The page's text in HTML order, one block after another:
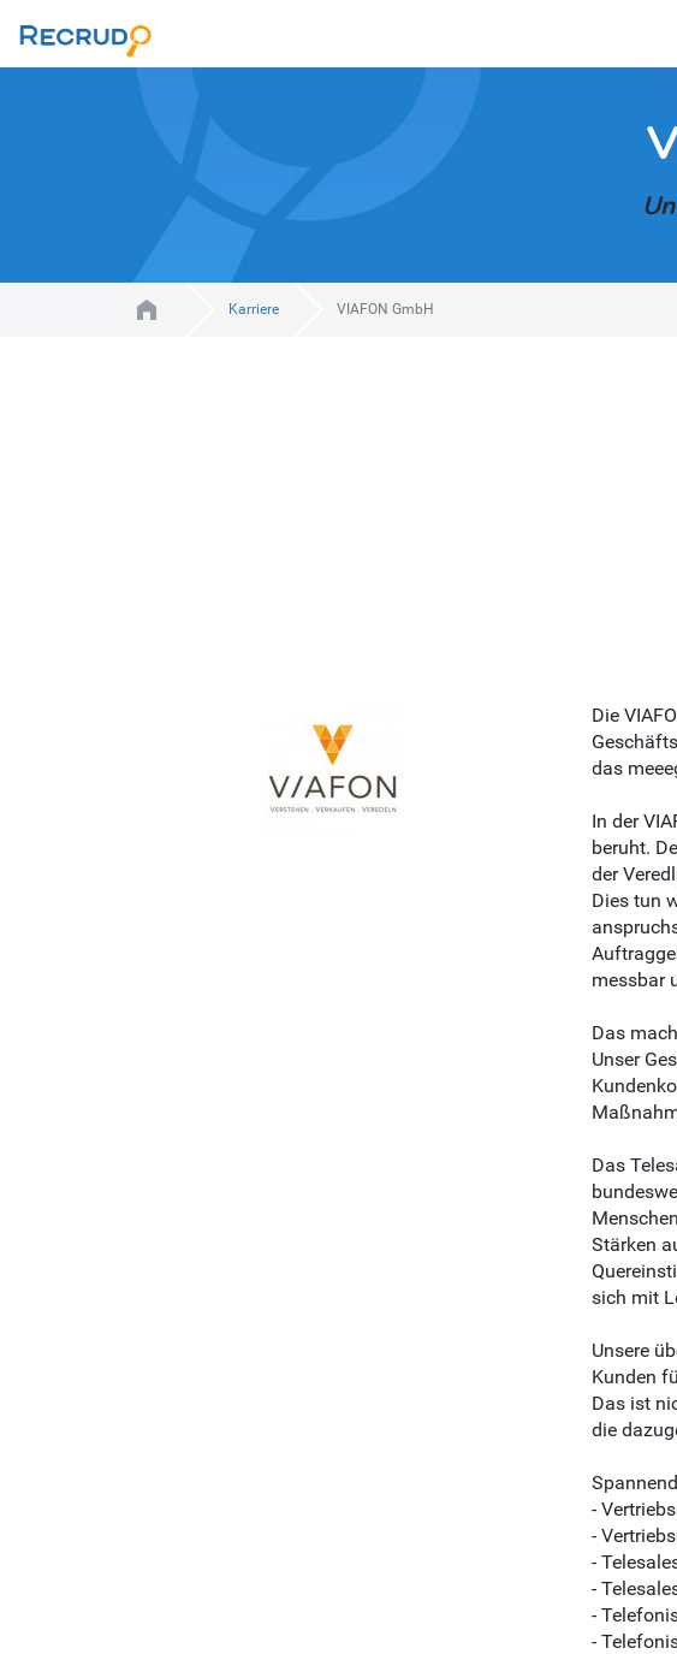
Karriere VIAFON GmbH
Die
das
In der
beruht.
der
Dies tun
messbar
Das
Unser
Das
Stärken
sich mit
Unsere
Kunden
Das ist
die
-
-
-
-
-
-